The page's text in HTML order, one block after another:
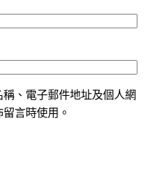
、電子郵件地址及個人網
言時使用。